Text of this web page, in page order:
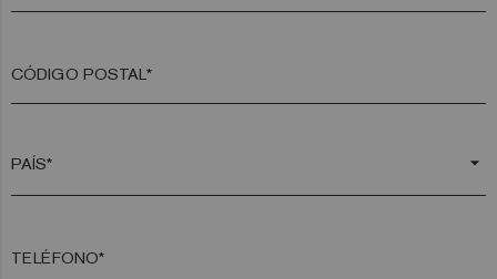
CÓDIGO POSTAL*
arrow_drop_down
TELÉFONO*